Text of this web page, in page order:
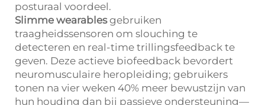
posturaal voordeel.
Slimme wearablesgebruiken
traagheidssensoren om slouching te
detecteren en real-time trillingsfeedback te
geven. Deze actieve biofeedback bevordert
neuromusculaire heropleiding; gebruikers
tonen na vier weken 40% meer bewustzijn van
hun houding dan bij passieve ondersteuning—